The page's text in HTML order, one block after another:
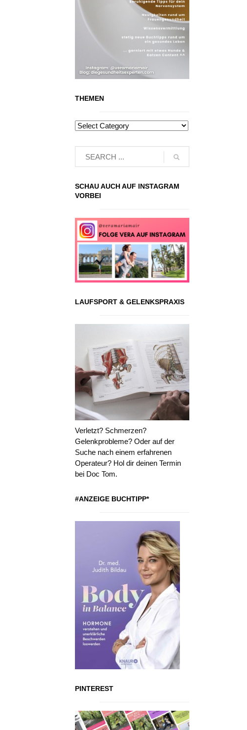
THEMEN
SCHAU AUCH AUF INSTAGRAM
VORBEI
LAUFSPORT & GELENKSPRAXIS
Verletzt? Schmerzen?
Gelenkprobleme? Oder auf der
Suche nach einem erfahrenen
Operateur? Hol dir deinen Termin
bei Doc Tom.
#ANZEIGE BUCHTIPP*
PINTEREST